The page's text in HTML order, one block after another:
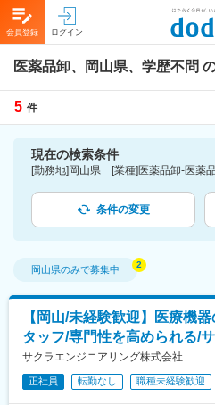
会員登録 ログイン
医薬品卸、岡山県、学歴不問
5 件
現在の検索条件
条件の変更
岡山県のみで募集中
【岡山/未経験歓迎】医療機
タッフ/専門性を高められる/
サクラエンジニアリング株式会社
正社員 転勤なし 職種未経験歓迎